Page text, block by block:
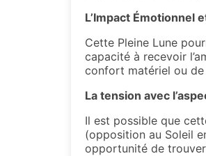
L’Impact Émotionnel
Cette Pleine Lune
capacité à recevoir
confort matériel ou de
La tension avec
Il est possible que
(opposition au Soleil
opportunité de